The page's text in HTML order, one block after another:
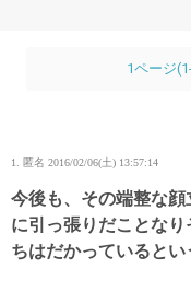
1ページ
1. 匿名 2016/02/06(土) 13:57:14
今後も、その端整な
に引っ張りだことな
ちはだかっているとい